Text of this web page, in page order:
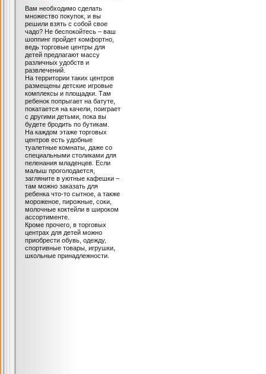
Вам необходимо сделать
множество покупок, и вы
решили взять с собой свое
чадо? Не беспокойтесь – ваш
шоппинг пройдет комфортно,
ведь торговые центры для
детей предлагают массу
различных удобств и
развлечений.
На территории таких центров
размещены детские игровые
комплексы и площадки. Там
ребенок попрыгает на батуте,
покатается на качели, поиграет
с другими детьми, пока вы
будете бродить по бутикам.
На каждом этаже торговых
центров есть удобные
туалетные комнаты, даже со
специальными столиками для
пеленания младенцев. Если
малыш проголодается,
загляните в уютные кафешки –
там можно заказать для
ребенка что-то сытное, а также
мороженое, пирожные, соки,
молочные коктейли в широком
ассортименте.
Кроме прочего, в торговых
центрах для детей можно
приобрести обувь, одежду,
спортивные товары, игрушки,
школьные принадлежности.